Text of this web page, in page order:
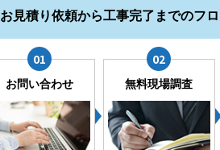
お見積り依頼から工事完了までのフ
お問い合わせ 無料現場調査